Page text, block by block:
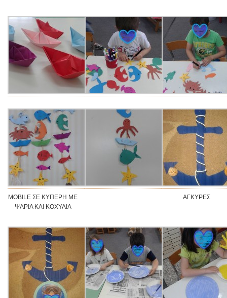
MOBILE ΣΕ ΚΥΠΕΡΗ ΜΕ
ΨΑΡΙΑ ΚΑΙ ΚΟΧΥΛΙΑ
ΑΓΚΥΡΕΣ